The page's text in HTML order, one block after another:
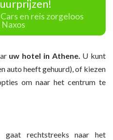
en reis zorgeloos
uw hotel in Athene. U kunt
auto heeft gehuurd), of kiezen
om naar het centrum te
rechtstreeks naar het